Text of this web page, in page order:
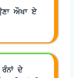
ਔਖਾ ਏ
ਦੇ